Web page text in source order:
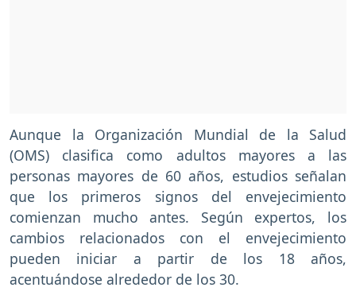
Aunque la Organización Mundial de la Salud
(OMS) clasifica como adultos mayores a las
personas mayores de 60 años, estudios señalan
que los primeros signos del envejecimiento
comienzan mucho antes. Según expertos, los
cambios relacionados con el envejecimiento
pueden iniciar a partir de los 18 años,
acentuándose alrededor de los 30.